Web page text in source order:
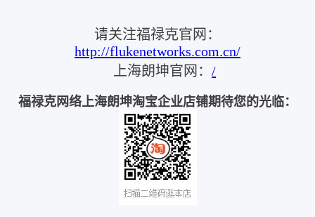
请关注福禄克官网：
http://flukenetworks.com.cn/
上海朗坤官网： /
福禄克网络上海朗坤淘宝企业店铺期待您的光临：